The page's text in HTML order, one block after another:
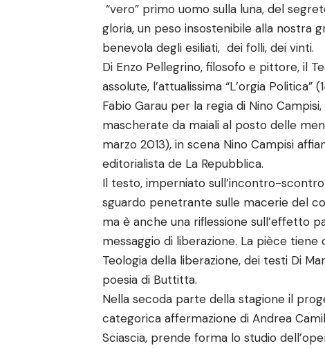
“vero” primo uomo sulla luna, del
gloria, un peso insostenibile alla nostra
benevola degli esiliati, dei folli, dei vinti.
Di Enzo Pellegrino, filosofo e pittore, il
assolute, l’attualissima “L’orgia
Fabio Garau per la regia di Nino
mascherate da maiali al posto delle
marzo 2013), in scena Nino Campisi
editorialista de La Repubblica.
Il testo, imperniato sull’incontro-
sguardo penetrante sulle macerie del
ma è anche una riflessione sull’effetto
messaggio di liberazione. La pièce
Teologia della liberazione, dei testi Di
poesia di Buttitta.
Nella secoda parte della stagione il
categorica affermazione di Andrea
Sciascia, prende forma lo studio